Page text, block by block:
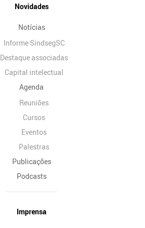
Novidades
Notícias
Informe SindsegSC
Destaque associadas
Capital intelectual
Agenda
Reuniões
Cursos
Eventos
Palestras
Publicações
Podcasts
Imprensa